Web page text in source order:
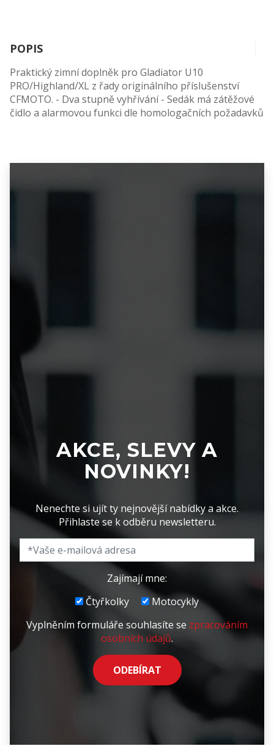
POPIS
Praktický zimní doplněk pro Gladiator U10
PRO/Highland/XL z řady originálního příslušenství
CFMOTO. - Dva stupně vyhřívání - Sedák má zátěžové
čidlo a alarmovou funkci dle homologačních požadavků
AKCE, SLEVY A
NOVINKY!
Nenechte si ujít ty nejnovější nabídky a akce.
Přihlaste se k odběru newsletteru.
Zajímají mne:
Čtyřkolky
Motocykly
Vyplněním formuláře souhlasíte se zpracováním
osobních údajů.
ODEBÍRAT